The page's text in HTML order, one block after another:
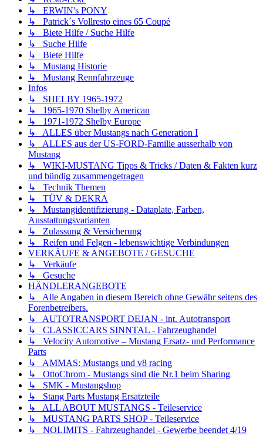
↳ ERWIN's PONY
↳ Patrick´s Vollresto eines 65 Coupé
↳ Biete Hilfe / Suche Hilfe
↳ Suche Hilfe
↳ Biete Hilfe
↳ Mustang Historie
↳ Mustang Rennfahrzeuge
Infos
↳ SHELBY 1965-1972
↳ 1965-1970 Shelby American
↳ 1971-1972 Shelby Europe
↳ ALLES über Mustangs nach Generation I
↳ ALLES aus der US-FORD-Familie ausserhalb von
Mustang
↳ WIKI-MUSTANG Tipps & Tricks / Daten & Fakten kurz
und bündig zusammengetragen
↳ Technik Themen
↳ TÜV & DEKRA
↳ Mustangidentifizierung - Dataplate, Farben,
Ausstattungsvarianten
↳ Zulassung & Versicherung
↳ Reifen und Felgen - lebenswichtige Verbindungen
VERKÄUFE & ANGEBOTE / GESUCHE
↳ Verkäufe
↳ Gesuche
HÄNDLERANGEBOTE
↳ Alle Angaben in diesem Bereich ohne Gewähr seitens des
Forenbetreibers.
↳ AUTOTRANSPORT DEJAN - int. Autotransport
↳ CLASSICCARS SINNTAL - Fahrzeughandel
↳ Velocity Automotive – Mustang Ersatz- und Performance
Parts
↳ AMMAS: Mustangs und v8 racing
↳ OttoChrom - Mustangs sind die Nr.1 beim Sharing
↳ SMK - Mustangshop
↳ Stang Parts Mustang Ersatzteile
↳ ALL ABOUT MUSTANGS - Teileservice
↳ MUSTANG PARTS SHOP - Teileservice
↳ NOLIMITS - Fahrzeughandel - Gewerbe beendet 4/19